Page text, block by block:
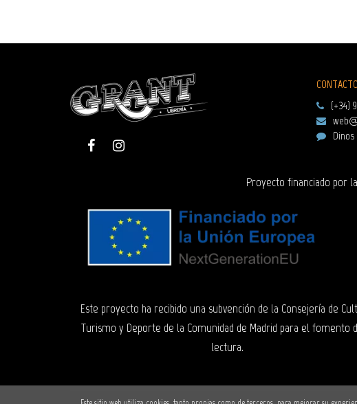
CONTACTO
(+34)
Proyecto financiado por
Este proyecto ha recibido una subvención de la Consejería de
Turismo y Deporte de la Comunidad de Madrid para el fomento
lectura.